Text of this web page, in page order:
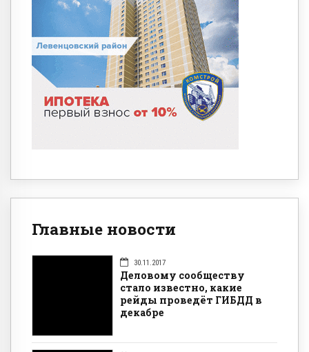
Главные новости
30.11.2017
Деловому сообществу
стало известно, какие
рейды проведёт ГИБДД в
декабре